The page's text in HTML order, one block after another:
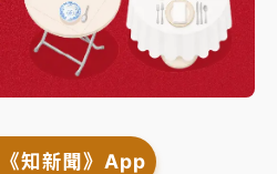
知新聞》App